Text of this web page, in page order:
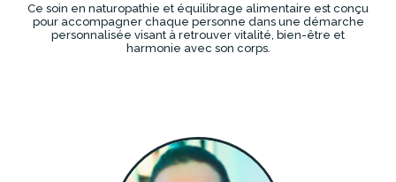
Ce soin en naturopathie et équilibrage alimentaire est conçu
pour accompagner chaque personne dans une démarche
personnalisée visant à retrouver vitalité, bien-être et
harmonie avec son corps.